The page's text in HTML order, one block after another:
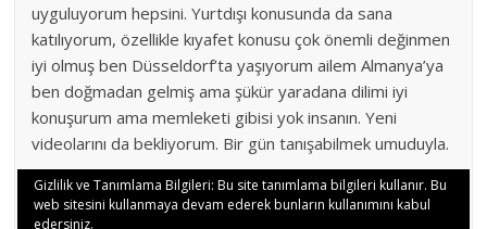
uyguluyorum hepsini. Yurtdışı konusunda da sana
katılıyorum, özellikle kıyafet konusu çok önemli değinmen
iyi olmuş ben Düsseldorf’ta yaşıyorum ailem Almanya’ya
ben doğmadan gelmiş ama şükür yaradana dilimi iyi
konuşurum ama memleketi gibisi yok insanın. Yeni
videolarını da bekliyorum. Bir gün tanışabilmek umuduyla.
Yükleniyor...
Gizlilik ve Tanımlama Bilgileri: Bu site tanımlama bilgileri kullanır. Bu
web sitesini kullanmaya devam ederek bunların kullanımını kabul
edersiniz.